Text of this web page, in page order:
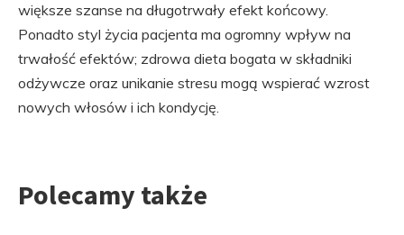
większe szanse na długotrwały efekt końcowy.
Ponadto styl życia pacjenta ma ogromny wpływ na
trwałość efektów; zdrowa dieta bogata w składniki
odżywcze oraz unikanie stresu mogą wspierać wzrost
nowych włosów i ich kondycję.
Polecamy także